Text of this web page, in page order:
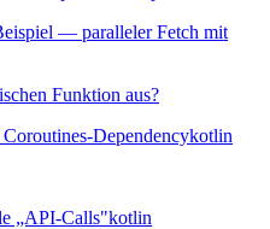
— paralleler Fetch mit
Funktion aus?
Dependencykotlin
„API-Calls"kotlin